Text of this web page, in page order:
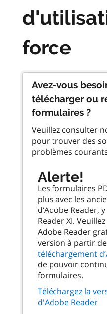
force
Avez-vous
télécharger ou
formulaires ?
Veuillez consulter
pour trouver des
problèmes
Alerte!
Les formulaires
plus avec les
d’Adobe Reader,
Reader XI.
Adobe Reader
version à partir
téléchargement
de pouvoir
formulaires.
Téléchargez la
d'Adobe Reader